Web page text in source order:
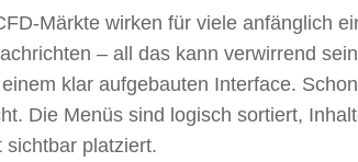
Märkte wirken für viele anfänglich
– all das kann verwirrend
klar aufgebauten Interface.
Die Menüs sind logisch sortiert,
sichtbar platziert.